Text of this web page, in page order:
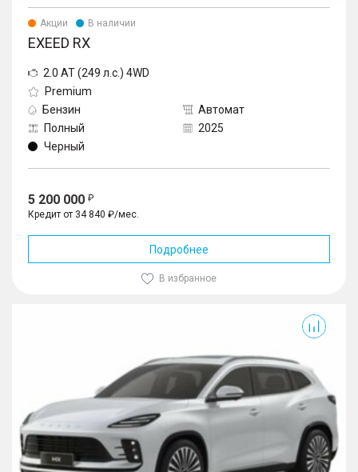
Акции В наличии
EXEED RX
2.0 AT (249 л.с.) 4WD
Premium
Бензин
Автомат
Полный
2025
Черный
5 200 000
Кредит от 34 840 ₽/мес.
Подробнее
В избранное